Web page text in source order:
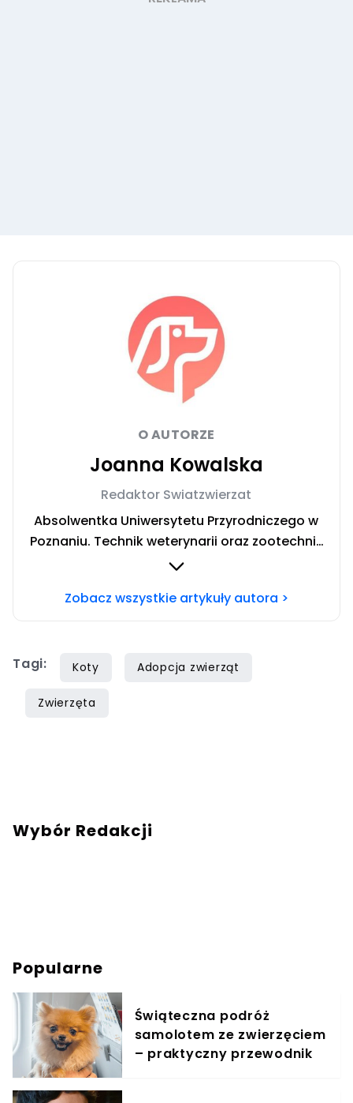
O AUTORZE
Joanna Kowalska
Redaktor Swiatzwierzat
Absolwentka Uniwersytetu Przyrodniczego w
Poznaniu. Technik weterynarii oraz zootechnik
ze specjalizacją żywienia zwierząt
aranżowania akwariów i nurkowania. Chcesz
Zobacz wszystkie artykuły autora >
Tagi: Koty Adopcja zwierząt
Zwierzęta
Wybór Redakcji
Popularne
Świąteczna podróż
samolotem ze zwierzęciem
– praktyczny przewodnik